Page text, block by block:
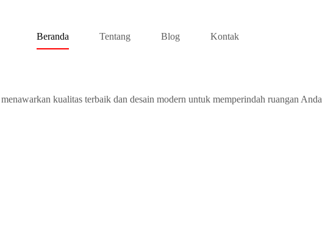
Beranda Tentang Blog Kontak
kualitas terbaik dan desain modern untuk memperindah ruangan Anda